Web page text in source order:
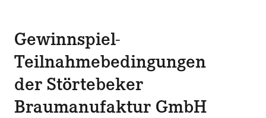
Gewinnspiel-
Teilnahmebedingungen
der Störtebeker
Braumanufaktur GmbH